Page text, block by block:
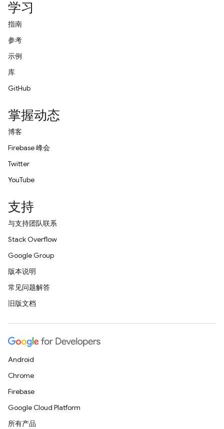
学习
指南
参考
示例
库
GitHub
掌握动态
博客
Firebase 峰会
Twitter
YouTube
支持
与支持团队联系
Stack Overflow
Google Group
版本说明
常见问题解答
旧版文档
Android
Chrome
Firebase
Google Cloud Platform
所有产品